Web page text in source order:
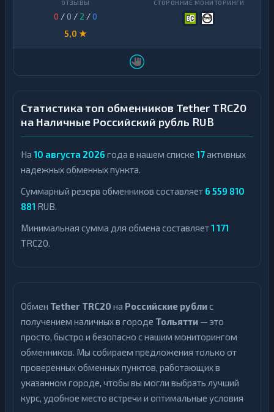
0 / 0 / 2 /0
5,0 ★
Статистика топ обменников Tether TRC20
на Наличные Российский рубль RUB
На 10 августа 2026 года в нашем списке 17активных
надежных обменных пункта.
Суммарный резерв обменников составляет 6 559 810
881 RUB.
Минимальная сумма для обмена составляет1 171
TRC20.
Обмен Tether TRC20 на Российские рублис
получением наличных в городе Тольятти — это
просто, быстро и безопасно с нашим мониторингом
обменников. Мы собираем предложения только от
проверенных обменных пунктов, работающих в
указанном городе, чтобы вы могли выбрать лучший
курс, удобное место встречи и оптимальные условия